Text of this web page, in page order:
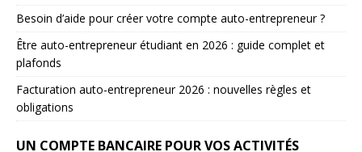
Besoin d’aide pour créer votre compte auto-entrepreneur ?
Être auto-entrepreneur étudiant en 2026 : guide complet et
plafonds
Facturation auto-entrepreneur 2026 : nouvelles règles et
obligations
UN COMPTE BANCAIRE POUR VOS ACTIVITÉS